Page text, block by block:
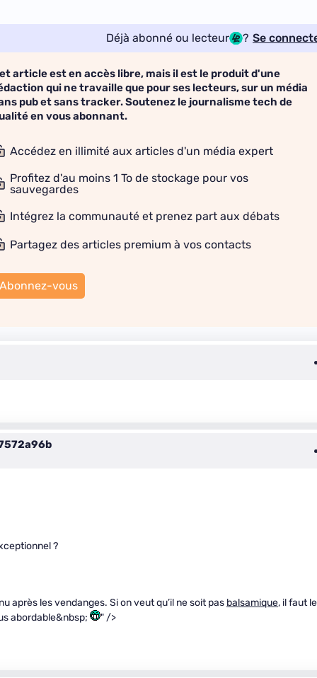
Déjà abonné ou lecteur ? Se
article est en accès libre, mais il est le produit d'une
qui ne travaille que pour ses lecteurs, sur un média
pub et sans tracker. Soutenez le journalisme tech de
en vous abonnant.
Accédez en illimité aux articles d'un média expert
Profitez d'au moins 1 To de stockage pour vos
sauvegardes
Intégrez la communauté et prenez part aux débats
Partagez des articles premium à vos contacts
Abonnez-vous
?
après les vendanges. Si on veut qu’il ne soit pas balsamique, il faut le
abordable&nbsp;
" />